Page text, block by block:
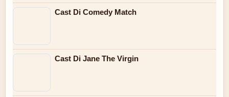
Cast Di Comedy Match
Cast Di Jane The Virgin